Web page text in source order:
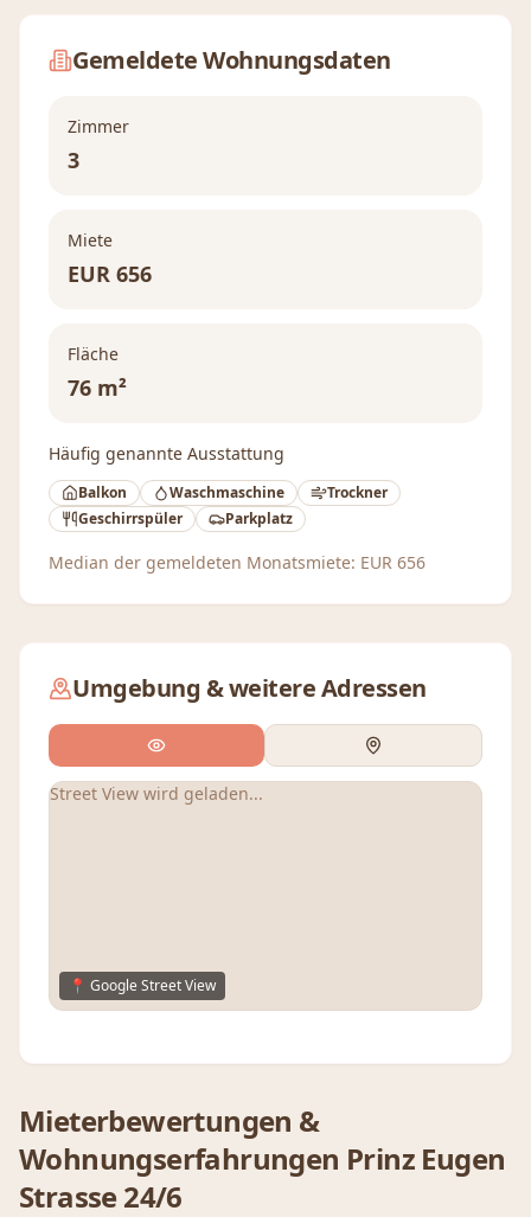
Gemeldete Wohnungsdaten
Zimmer
3
Miete
EUR 656
Fläche
76 m²
Häufig genannte Ausstattung
Balkon Waschmaschine
Trockner
Geschirrspüler
Parkplatz
Median der gemeldeten Monatsmiete: EUR 656
Umgebung & weitere Adressen
Street View wird geladen...
📍 Google Street View
Mieterbewertungen &
Wohnungserfahrungen Prinz Eugen
Strasse 24/6